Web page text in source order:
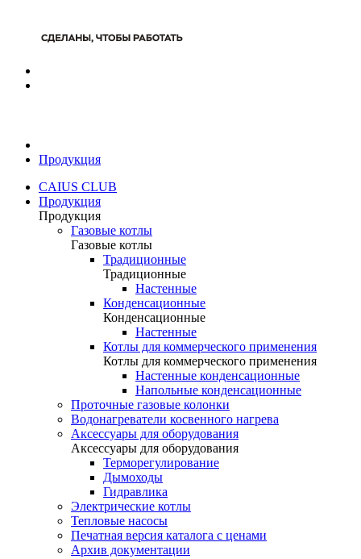
Продукция
CAIUS CLUB
Продукция
Продукция
Газовые котлы
Газовые котлы
Традиционные
Традиционные
Настенные
Конденсационные
Конденсационные
Настенные
Котлы для коммерческого применения
Котлы для коммерческого применения
Настенные конденсационные
Напольные конденсационные
Проточные газовые колонки
Водонагреватели косвенного нагрева
Аксессуары для оборудования
Аксессуары для оборудования
Терморегулирование
Дымоходы
Гидравлика
Электрические котлы
Тепловые насосы
Печатная версия каталога с ценами
Архив документации